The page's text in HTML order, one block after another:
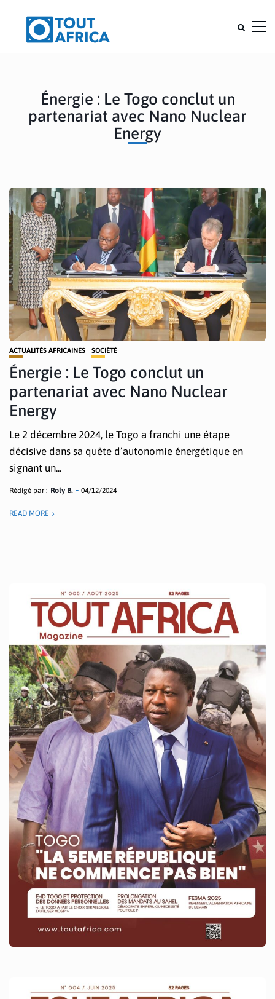
Énergie : Le Togo conclut un
partenariat avec Nano Nuclear
Energy
ACTUALITÉS AFRICAINES SOCIÉTÉ
Énergie : Le Togo conclut un
partenariat avec Nano Nuclear
Energy
Le 2 décembre 2024, le Togo a franchi une étape
décisive dans sa quête d’autonomie énergétique en
signant un...
Rédigé par : Roly B. 04/12/2024
READ MORE